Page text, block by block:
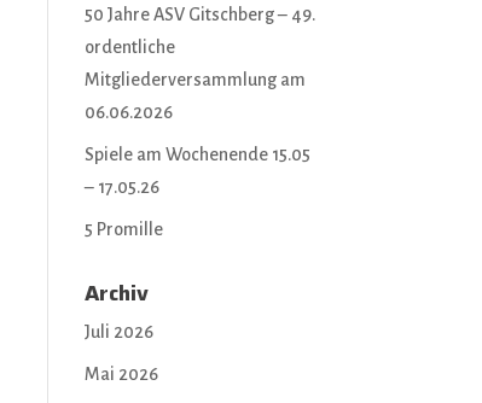
50 Jahre ASV Gitschberg – 49.
ordentliche
Mitgliederversammlung am
06.06.2026
Spiele am Wochenende 15.05
– 17.05.26
5 Promille
Archiv
Juli 2026
Mai 2026